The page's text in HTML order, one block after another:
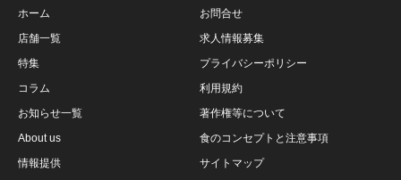
ホーム
店舗一覧
特集
コラム
お知らせ一覧
About us
情報提供
お問合せ
求人情報募集
プライバシーポリシー
利用規約
著作権等について
食のコンセプトと注意事項
サイトマップ